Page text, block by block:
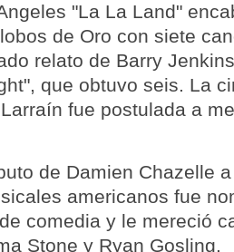
"La La Land"
de Oro con siete
relato de Barry
que obtuvo seis. La
fue postulada a
de Damien Chazelle
americanos fue
comedia y le mereció
Stone y Ryan Gosling.